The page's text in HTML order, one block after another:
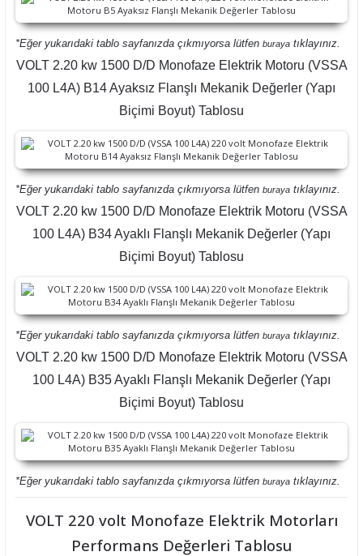
*Eğer yukarıdaki tablo sayfanızda çıkmıyorsa lütfen buraya tıklayınız.
VOLT 2.20 kw 1500 D/D Monofaze Elektrik Motoru (VSSA
100 L4A) B14 Ayaksız Flanşlı Mekanik Değerler (Yapı
Biçimi Boyut) Tablosu
*Eğer yukarıdaki tablo sayfanızda çıkmıyorsa lütfen buraya tıklayınız.
VOLT 2.20 kw 1500 D/D Monofaze Elektrik Motoru (VSSA
100 L4A) B34 Ayaklı Flanşlı Mekanik Değerler (Yapı
Biçimi Boyut) Tablosu
*Eğer yukarıdaki tablo sayfanızda çıkmıyorsa lütfen buraya tıklayınız.
VOLT 2.20 kw 1500 D/D Monofaze Elektrik Motoru (VSSA
100 L4A) B35 Ayaklı Flanşlı Mekanik Değerler (Yapı
Biçimi Boyut) Tablosu
*Eğer yukarıdaki tablo sayfanızda çıkmıyorsa lütfen buraya tıklayınız.
VOLT 220 volt Monofaze Elektrik Motorları
Performans Değerleri Tablosu